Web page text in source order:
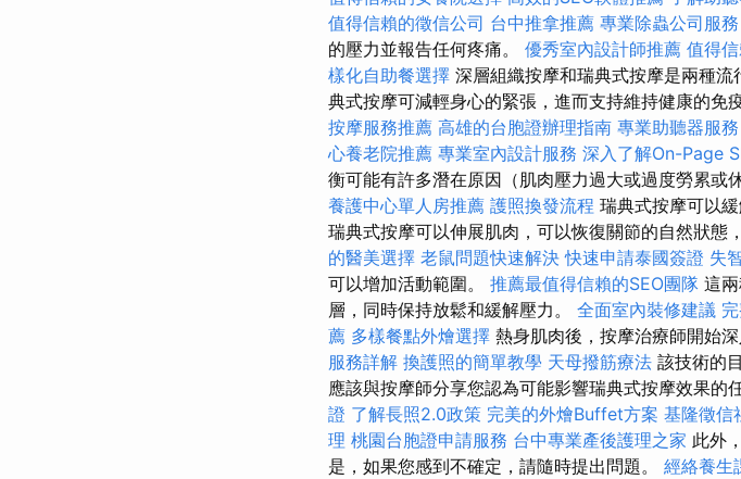
值得信賴的徵信公司 台中推拿推薦 專業除蟲公司服務
的壓力並報告任何疼痛。 優秀室內設計師推薦 值得
樣化自助餐選擇 深層組織按摩和瑞典式按摩是兩種
典式按摩可減輕身心的緊張，進而支持維持健康的免
按摩服務推薦 高雄的台胞證辦理指南 專業助聽器服務
心養老院推薦 專業室內設計服務 深入了解On-Page
衡可能有許多潛在原因（肌肉壓力過大或過度勞累或
養護中心單人房推薦 護照換發流程 瑞典式按摩可以
瑞典式按摩可以伸展肌肉，可以恢復關節的自然狀態
的醫美選擇 老鼠問題快速解決 快速申請泰國簽證 失
可以增加活動範圍。 推薦最值得信賴的SEO團隊 這
層，同時保持放鬆和緩解壓力。 全面室內裝修建議
薦 多樣餐點外燴選擇 熱身肌肉後，按摩治療師開始
服務詳解 換護照的簡單教學 天母撥筋療法 該技術的
應該與按摩師分享您認為可能影響瑞典式按摩效果的
證 了解長照2.0政策 完美的外燴Buffet方案 基隆徵信
理 桃園台胞證申請服務 台中專業產後護理之家 此外
是，如果您感到不確定，請隨時提出問題。 經絡養生